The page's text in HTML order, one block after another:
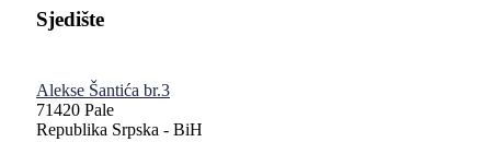
Sjedište
Alekse Šantića br.3
71420 Pale
Republika Srpska - BiH